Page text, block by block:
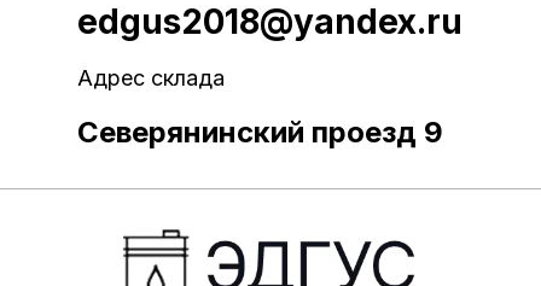
edgus2018@yandex.ru
Адрес склада
Северянинский проезд 9